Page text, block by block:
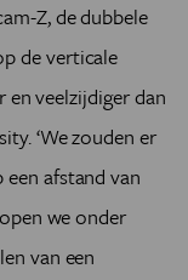
Z, de dubbele
de verticale
en veelzijdiger dan
‘We zouden er
afstand van
we onder
van een